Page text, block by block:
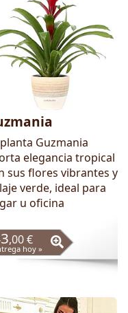
Guzmania
elegancia tropical
sus flores vibrantes y
verde, ideal para
u oficina
,00 €
hoy »